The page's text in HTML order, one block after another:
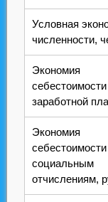
Условная
численности,
Экономия
заработной
Экономия
социальным
отчислениям,